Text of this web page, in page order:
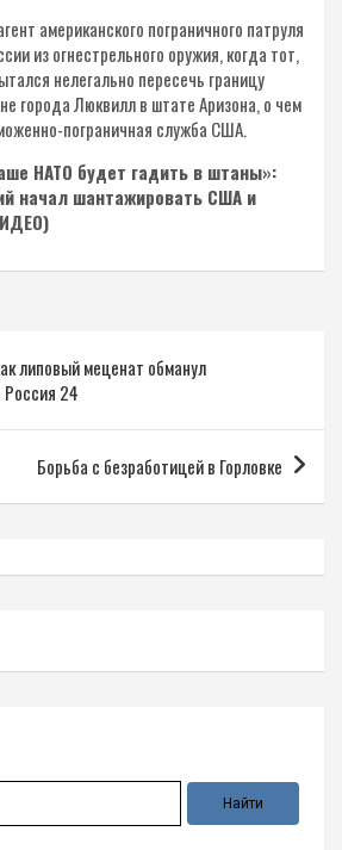
американского пограничного патруля
из огнестрельного оружия, когда тот,
нелегально пересечь границу
города Люквилл в штате Аризона, о чем
пограничная служба США.
НАТО будет гадить в штаны»:
начал шантажировать США и
липовый меценат обманул
24
Борьба с безработицей в Горловке